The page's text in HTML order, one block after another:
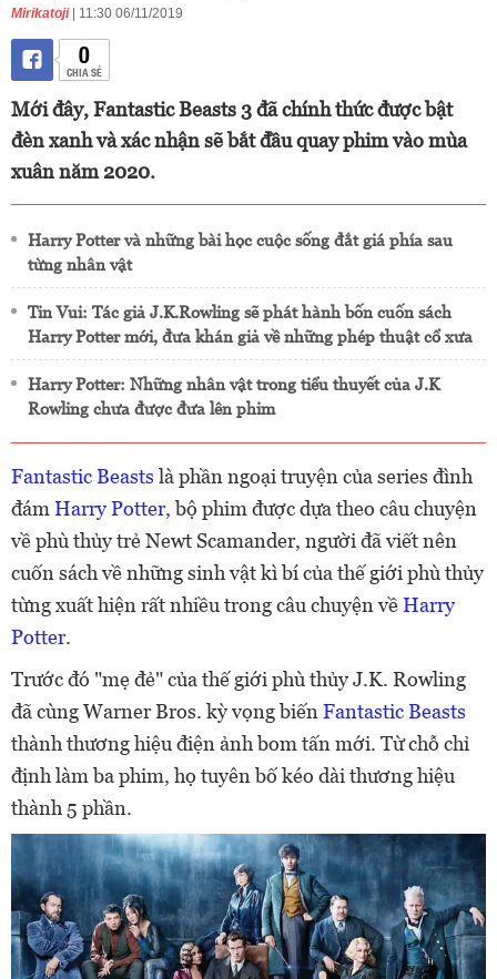
Mirikatoji | 11:30 06/11/2019
0
CHIA SẺ
Mới đây, Fantastic Beasts 3 đã chính thức được bật
đèn xanh và xác nhận sẽ bắt đầu quay phim vào mùa
xuân năm 2020.
Harry Potter và những bài học cuộc sống đắt giá phía sau
từng nhân vật
Tin Vui: Tác giả J.K.Rowling sẽ phát hành bốn cuốn sách
Harry Potter mới, đưa khán giả về những phép thuật cổ xưa
Harry Potter: Những nhân vật trong tiểu thuyết của J.K
Rowling chưa được đưa lên phim
Fantastic Beasts là phần ngoại truyện của series đình
đám Harry Potter, bộ phim được dựa theo câu chuyện
về phù thủy trẻ Newt Scamander, người đã viết nên
cuốn sách về những sinh vật kì bí của thế giới phù thủy
từng xuất hiện rất nhiều trong câu chuyện vềHarry
Potter.
Trước đó "mẹ đẻ" của thế giới phù thủy J.K. Rowling
đã cùng Warner Bros. kỳ vọng biến Fantastic Beasts
thành thương hiệu điện ảnh bom tấn mới. Từ chỗ chỉ
định làm ba phim, họ tuyên bố kéo dài thương hiệu
thành 5 phần.